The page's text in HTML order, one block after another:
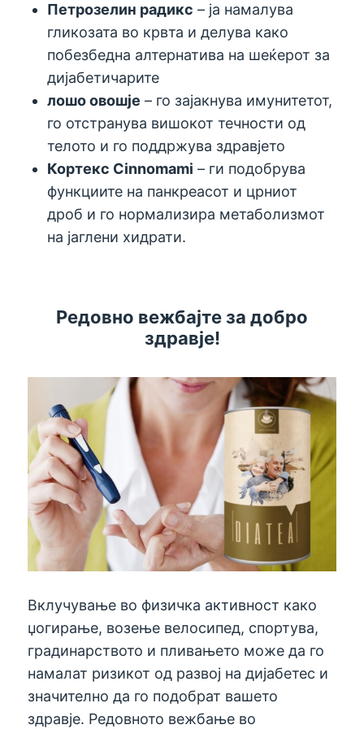
Петрозелин радикс – ја намалува
гликозата во крвта и делува како
побезбедна алтернатива на шеќерот за
дијабетичарите
лошо овошје – го зајакнува имунитетот,
го отстранува вишокот течности од
телото и го поддржува здравјето
Кортекс Cinnomami – ги подобрува
функциите на панкреасот и црниот
дроб и го нормализира метаболизмот
на јаглени хидрати.
Редовно вежбајте за добро
здравје!
Вклучување во физичка активност како
џогирање, возење велосипед, спортува,
градинарството и пливањето може да го
намалат ризикот од развој на дијабетес и
значително да го подобрат вашето
здравје. Редовното вежбање во